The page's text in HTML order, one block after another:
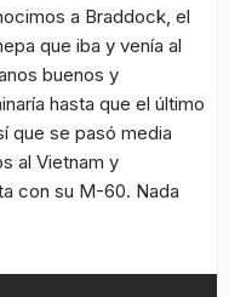
a Braddock, el
que iba y venía al
buenos y
hasta que el último
que se pasó media
al Vietnam y
con su M-60. Nada